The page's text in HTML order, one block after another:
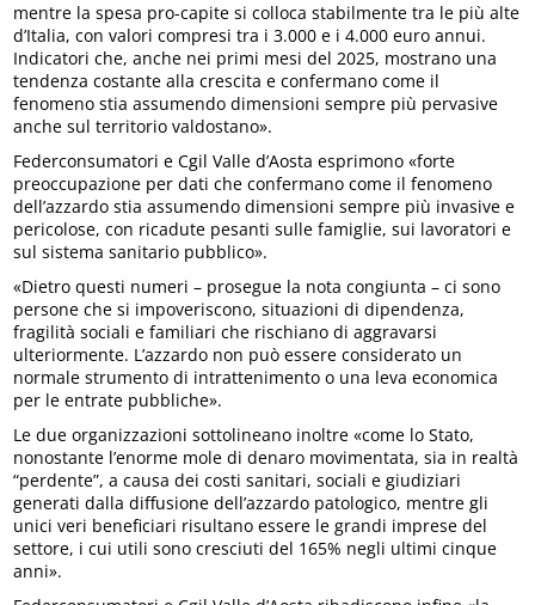
mentre la spesa pro-capite si colloca stabilmente tra le più alte
d’Italia, con valori compresi tra i 3.000 e i 4.000 euro annui.
Indicatori che, anche nei primi mesi del 2025, mostrano una
tendenza costante alla crescita e confermano come il
fenomeno stia assumendo dimensioni sempre più pervasive
anche sul territorio valdostano».
Federconsumatori e Cgil Valle d’Aosta esprimono «forte
preoccupazione per dati che confermano come il fenomeno
dell’azzardo stia assumendo dimensioni sempre più invasive e
pericolose, con ricadute pesanti sulle famiglie, sui lavoratori e
sul sistema sanitario pubblico».
«Dietro questi numeri – prosegue la nota congiunta – ci sono
persone che si impoveriscono, situazioni di dipendenza,
fragilità sociali e familiari che rischiano di aggravarsi
ulteriormente. L’azzardo non può essere considerato un
normale strumento di intrattenimento o una leva economica
per le entrate pubbliche».
Le due organizzazioni sottolineano inoltre «come lo Stato,
nonostante l’enorme mole di denaro movimentata, sia in realtà
“perdente”, a causa dei costi sanitari, sociali e giudiziari
generati dalla diffusione dell’azzardo patologico, mentre gli
unici veri beneficiari risultano essere le grandi imprese del
settore, i cui utili sono cresciuti del 165% negli ultimi cinque
anni».